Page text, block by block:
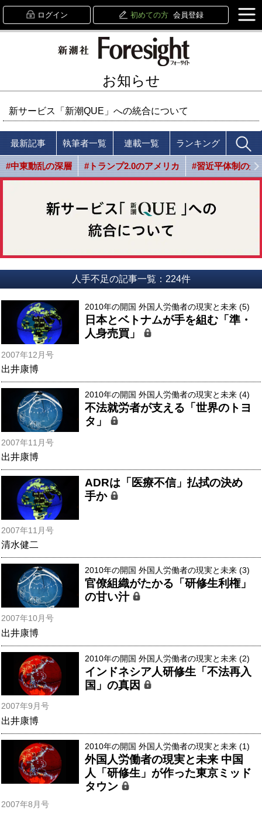
ログイン 初めての方 会員登録
お知らせ
新サービス「新潮QUE」への統合について
最新記事 執筆者一覧 連載一覧 ランキング
#中東動乱の深層 #トランプ2.0のアメリカ #習近平体制の光
人手不足の記事一覧：224件
2010年の開国 外国人労働者の現実と未来 (5)
日本とベトナムが手を組む「準・
人身売買」
2007年12月号
出井康博
2010年の開国 外国人労働者の現実と未来 (4)
不法就労者が支える「世界のトヨ
タ」
2007年11月号
出井康博
ADRは「医療不信」払拭の決め
手か
2007年11月号
清水健二
2010年の開国 外国人労働者の現実と未来 (3)
官僚組織がたかる「研修生利権」
の甘い汁
2007年10月号
出井康博
2010年の開国 外国人労働者の現実と未来 (2)
インドネシア人研修生「不法再入
国」の真因
2007年9月号
出井康博
2010年の開国 外国人労働者の現実と未来 (1)
外国人労働者の現実と未来 中国
人「研修生」が作った東京ミッド
タウン
2007年8月号